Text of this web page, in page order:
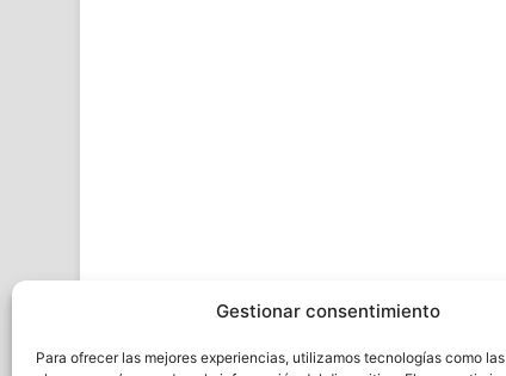
Gestionar consentimiento
Para ofrecer las mejores experiencias, utilizamos tecnologías como